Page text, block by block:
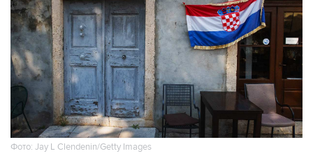
Фото: Jay L Clendenin/Getty Images